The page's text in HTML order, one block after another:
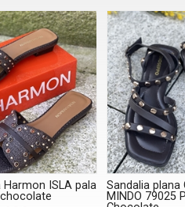
Harmon ISLA pala
Sandalia plana
MINDO 79025